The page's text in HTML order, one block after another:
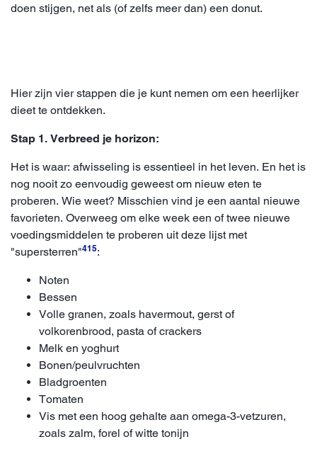
doen stijgen, net als (of zelfs meer dan) een donut.
Hier zijn vier stappen die je kunt nemen om een heerlijker
dieet te ontdekken.
Stap 1. Verbreed je horizon:
Het is waar: afwisseling is essentieel in het leven. En het is
nog nooit zo eenvoudig geweest om nieuw eten te
proberen. Wie weet? Misschien vind je een aantal nieuwe
favorieten. Overweeg om elke week een of twee nieuwe
voedingsmiddelen te proberen uit deze lijst met
"supersterren"415:
Noten
Bessen
Volle granen, zoals havermout, gerst of
volkorenbrood, pasta of crackers
Melk en yoghurt
Bonen/peulvruchten
Bladgroenten
Tomaten
Vis met een hoog gehalte aan omega-3-vetzuren,
zoals zalm, forel of witte tonijn